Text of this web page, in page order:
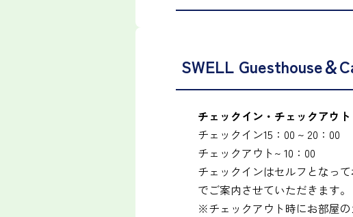
SWELL Guesthouse＆
チェックイン・チェックアウト
チェックイン15：00 ~ 20：00
チェックアウト ~ 10：00
チェックインはセルフとなっ
でご案内させていただきます。
※チェックアウト時にお部屋